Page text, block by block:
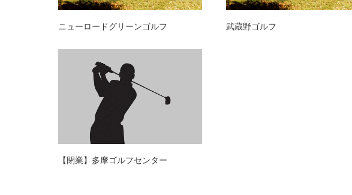
ニューロードグリーンゴルフ 武蔵野ゴルフ
【閉業】多摩ゴルフセンター